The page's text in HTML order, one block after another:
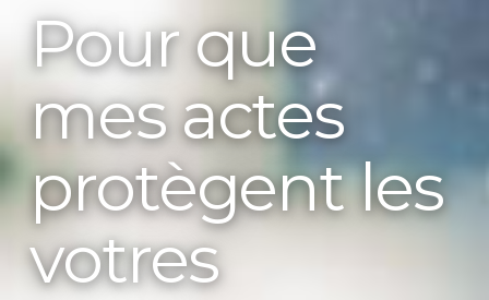
Pour que
mes actes
protègent les
votres